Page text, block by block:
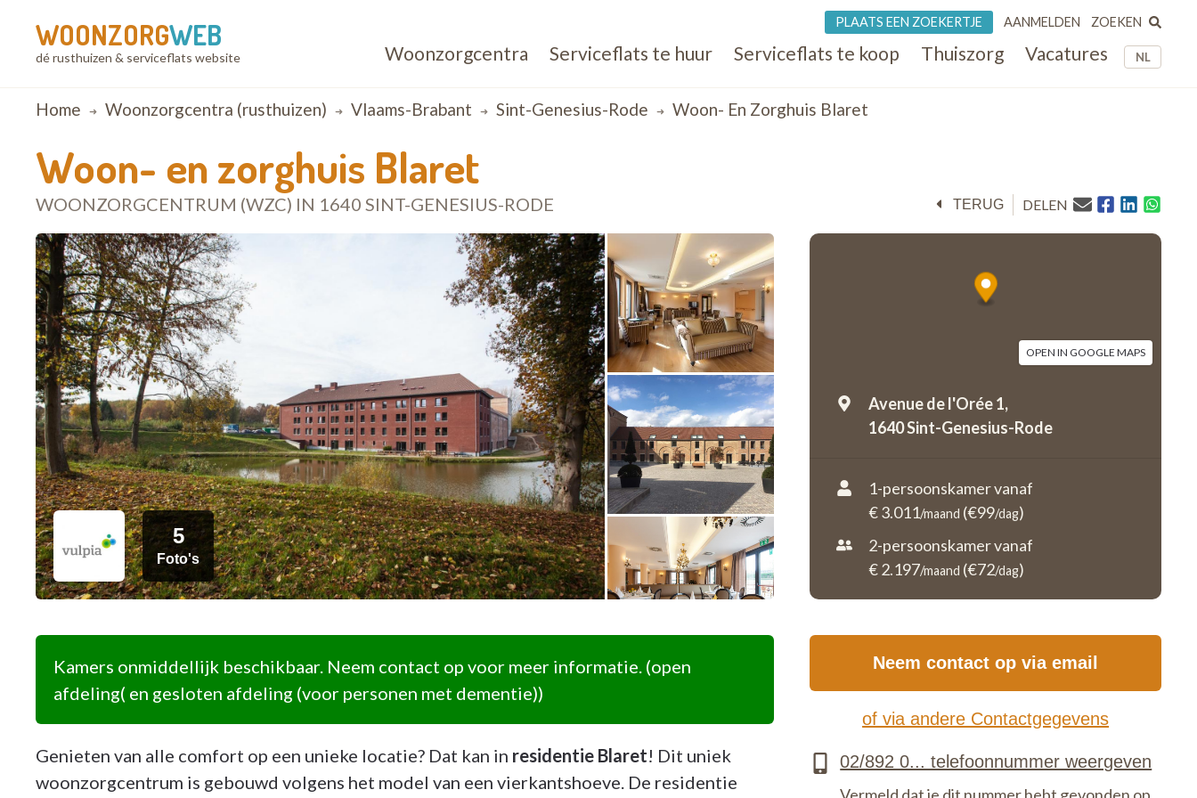
WOONZORGWEB
dé rusthuizen & serviceflats website NL
Woonzorgcentra Serviceflats te huur Serviceflats te koop Thuiszorg Vacatures
PLAATS EEN ZOEKERTJE AANMELDEN ZOEKEN
Breadcrumb
Home Woonzorgcentra (rusthuizen) Vlaams-Brabant Sint-Genesius-Rode Woon- En Zorghuis Blaret
Woon- en zorghuis Blaret
WOONZORGCENTRUM (WZC) IN 1640 SINT-GENESIUS-RODE TERUG DELEN
5
Foto's
OPEN IN GOOGLE MAPS
Avenue de l'Orée 1,
1640 Sint-Genesius-Rode
1-persoonskamer vanaf
€ 3.011/maand (€99/dag)
2-persoonskamer vanaf
€ 2.197/maand (€72/dag)
Kamers onmiddellijk beschikbaar. Neem contact op voor meer informatie. (open
afdeling( en gesloten afdeling (voor personen met dementie))
Genieten van alle comfort op een unieke locatie? Dat kan in residentie Blaret! Dit uniek
woonzorgcentrum is gebouwd volgens het model van een vierkantshoeve. De residentie
Neem contact op via email
of via andere Contactgegevens